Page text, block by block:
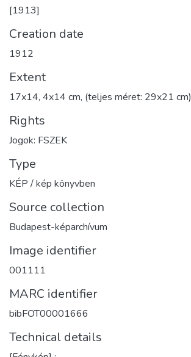
[1913]
Creation date
1912
Extent
17x14, 4x14 cm, (teljes méret: 29x21 cm)
Rights
Jogok: FSZEK
Type
KÉP / kép könyvben
Source collection
Budapest-képarchívum
Image identifier
001111
MARC identifier
bibFOT00001666
Technical details